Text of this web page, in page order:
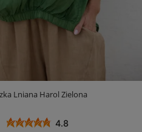
Lniana Harol Zielona
4.8